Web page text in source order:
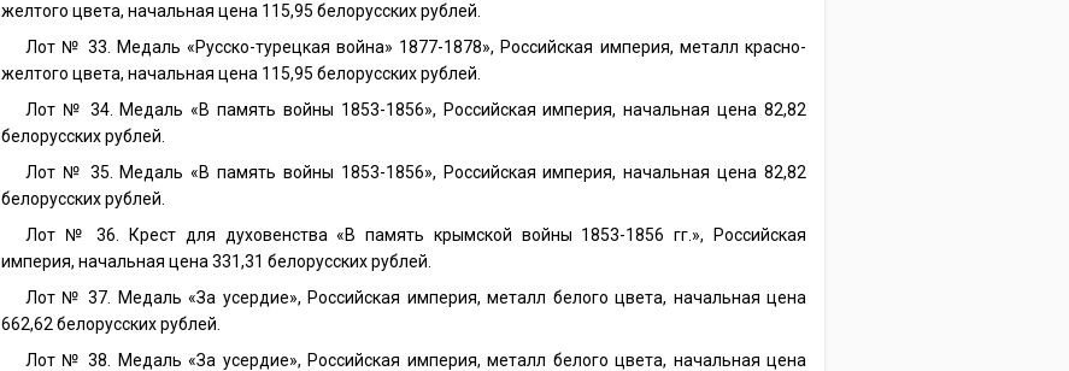
желтого цвета, начальная цена 115,95 белорусских рублей.
Лот № 33. Медаль «Русско-турецкая война» 1877-1878», Российская империя, металл красно-
желтого цвета, начальная цена 115,95 белорусских рублей.
Лот № 34. Медаль «В память войны 1853-1856», Российская империя, начальная цена 82,82
белорусских рублей.
Лот № 35. Медаль «В память войны 1853-1856», Российская империя, начальная цена 82,82
белорусских рублей.
Лот № 36. Крест для духовенства «В память крымской войны 1853-1856 гг.», Российская
империя, начальная цена 331,31 белорусских рублей.
Лот № 37. Медаль «За усердие», Российская империя, металл белого цвета, начальная цена
662,62 белорусских рублей.
Лот № 38. Медаль «За усердие», Российская империя, металл белого цвета, начальная цена